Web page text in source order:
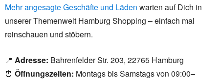
Mehr angesagte Geschäfte und Läden warten auf Dich in
unserer Themenwelt Hamburg Shopping – einfach mal
reinschauen und stöbern.
📍 Adresse: Bahrenfelder Str. 203, 22765 Hamburg
⏰ Öffnungszeiten: Montags bis Samstags von 09:00–